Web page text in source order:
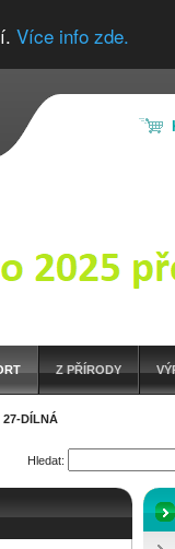
Více info zde.
Z PŘÍRODY
27-DÍLNÁ
Hledat: